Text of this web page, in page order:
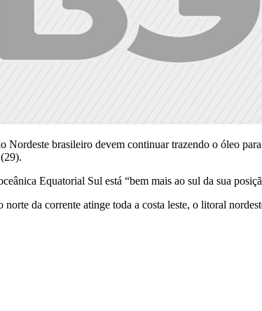
Nordeste brasileiro devem continuar trazendo o óleo
Equatorial Sul está “bem mais ao sul da sua
da corrente atinge toda a costa leste, o litoral